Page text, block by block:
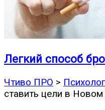
Легкий способ
Чтиво ПРО >
ставить цели в Новом